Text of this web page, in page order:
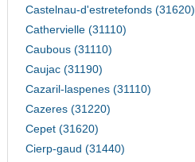
Castelnau-d'estretefonds (31620)
Cathervielle (31110)
Caubous (31110)
Caujac (31190)
Cazaril-laspenes (31110)
Cazeres (31220)
Cepet (31620)
Cierp-gaud (31440)